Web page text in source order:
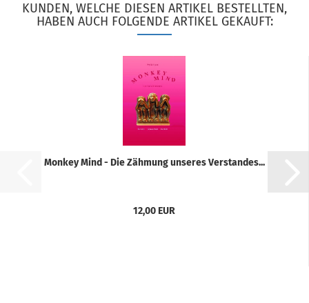
KUNDEN, WELCHE DIESEN ARTIKEL BESTELLTEN,
HABEN AUCH FOLGENDE ARTIKEL GEKAUFT:
Monkey Mind - Die Zähmung unseres Verstandes...
12,00 EUR